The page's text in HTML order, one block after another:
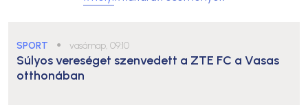
SPORT ● vasárnap, 09:10
Súlyos vereséget szenvedett a ZTE FC a Vasas
otthonában